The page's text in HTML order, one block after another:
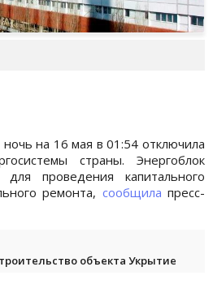
на 16 мая в 01:54 отключила
страны. Энергоблок
проведения капитального
ремонта, сообщила пресс-
объекта Укрытие